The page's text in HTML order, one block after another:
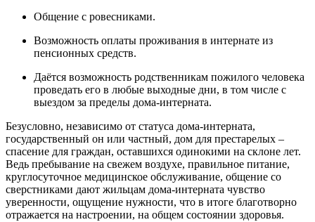
Общение с ровесниками.
Возможность оплаты проживания в интернате из
пенсионных средств.
Даётся возможность родственникам пожилого человека
проведать его в любые выходные дни, в том числе с
выездом за пределы дома-интерната.
Безусловно, независимо от статуса дома-интерната,
государственный он или частный, дом для престарелых –
спасение для граждан, оставшихся одинокими на склоне лет.
Ведь пребывание на свежем воздухе, правильное питание,
круглосуточное медицинское обслуживание, общение со
сверстниками дают жильцам дома-интерната чувство
уверенности, ощущение нужности, что в итоге благотворно
отражается на настроении, на общем состоянии здоровья.